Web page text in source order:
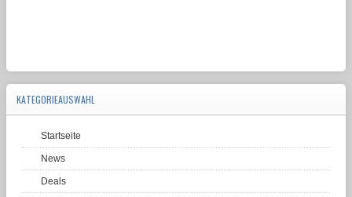
KATEGORIEAUSWAHL
Startseite
News
Deals